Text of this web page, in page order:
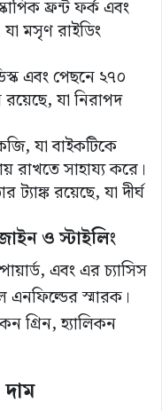
ফ্রন্ট ফর্ক এবং
মসৃণ রাইডিং
এবং পেছনে ২৭০
যা নিরাপদ
যা বাইকটিকে
রাখতে সাহায্য করে।
রয়েছে, যা দীর্ঘ
ও স্টাইলিং
এবং এর চ্যাসিস
এনফিল্ডের স্মারক।
গ্রিন, হ্যালিকন